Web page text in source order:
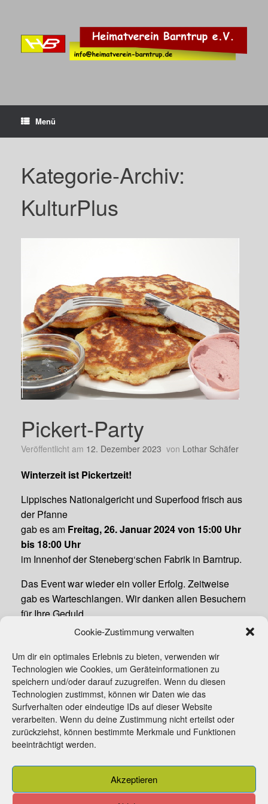
Cookie-Zustimmung verwalten
Um dir ein optimales Erlebnis zu bieten, verwenden wir
Technologien wie Cookies, um Geräteinformationen zu
speichern und/oder darauf zuzugreifen. Wenn du diesen
Technologien zustimmst, können wir Daten wie das
Surfverhalten oder eindeutige IDs auf dieser Website
verarbeiten. Wenn du deine Zustimmung nicht erteilst oder
zurückziehst, können bestimmte Merkmale und Funktionen
beeinträchtigt werden.
Akzeptieren
Menü
Kategorie-Archiv:
KulturPlus
Pickert-Party
Veröffentlicht am 12. Dezember 2023 von Lothar Schäfer
Winterzeit ist Pickertzeit!
Lippisches Nationalgericht und Superfood frisch aus
der Pfanne
gab es am Freitag, 26. Januar 2024 von 15:00 Uhr
bis 18:00 Uhr
im Innenhof der Steneberg‘schen Fabrik in Barntrup.
Das Event war wieder ein voller Erfolg. Zeitweise
gab es Warteschlangen. Wir danken allen Besuchern
für Ihre Geduld.
Ein besonderer Dank gilt allen ehrenamtlichen
Akteuren für die tatkräftige Unterstützung, sonst wäre
so ein Event nicht möglich!
Plakat_Pickertparty
Beitrittserklärung
Cookie-Richtlinie (EU)